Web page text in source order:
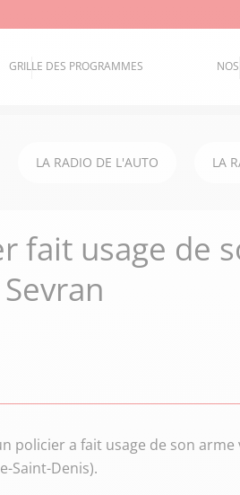
GRILLE DES PROGRAMMES
LA RADIO DE L'AUTO LA
fait usage de
policier a fait usage de son
Saint-Denis).